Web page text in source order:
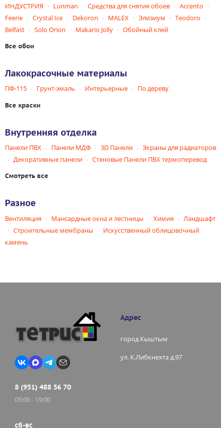
ИНДУСТРИЯ Lunman Средства для снятия обоев
Accento
Feerie
Crystal Ice Dekoron MALEX Элизиум
Teodoro
Belfast
Solo Orion Makario Jolly Обойный клей
Все обои
Лакокрасочные материалы
ПФ-115 Грунт-эмаль Интерьерные По дереву
Все краски
Внутренняя отделка
Панели ПВХ Панели МДФ 3D Панели
Экраны для радиаторов
Декоративные панели
Стеновые Панели ПВХ термоперевод
Смотреть все
Разное
Вентиляция Мансардные окна и лестницы Химия
Ландшафт
Строительные мембраны
Искусственный облицовочный
камень
8 (951) 488 56 70
09:00 - 19:00
сб-вс
Адрес
город Кыштым
ул. К.Либкнехта д.97